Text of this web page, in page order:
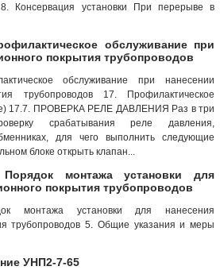
Консервация установки При перерыве в
обслуживание при
покрытия трубопроводов
обслуживание при нанесении
трубопроводов 17. Профилактическое
17.7. ПРОВЕРКА РЕЛЕ ДАВЛЕНИЯ Раз в три
срабатывания реле давления,
для чего выполнить следующие
блоке открыть клапан...
монтажа установки для
покрытия трубопроводов
монтажа установки для нанесения
трубопроводов 5. Общие указания и меры
УНП2-7-65